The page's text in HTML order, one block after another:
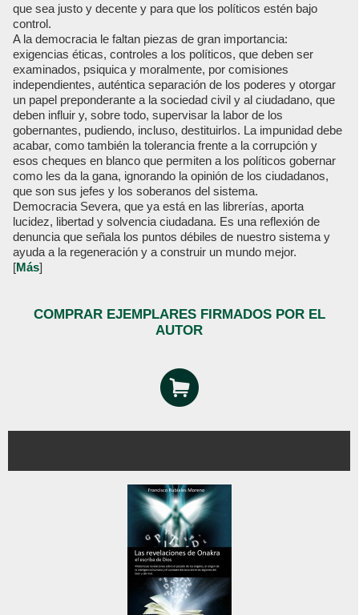
que sea justo y decente y para que los políticos estén bajo
control.
A la democracia le faltan piezas de gran importancia:
exigencias éticas, controles a los políticos, que deben ser
examinados, psiquica y moralmente, por comisiones
independientes, auténtica separación de los poderes y otorgar
un papel preponderante a la sociedad civil y al ciudadano, que
deben influir y, sobre todo, supervisar la labor de los
gobernantes, pudiendo, incluso, destituirlos. La impunidad debe
acabar, como también la tolerancia frente a la corrupción y
esos cheques en blanco que permiten a los políticos gobernar
como les da la gana, ignorando la opinión de los ciudadanos,
que son sus jefes y los soberanos del sistema.
Democracia Severa, que ya está en las librerías, aporta
lucidez, libertad y solvencia ciudadana. Es una reflexión de
denuncia que señala los puntos débiles de nuestro sistema y
ayuda a la regeneración y a construir un mundo mejor.
[Más]
COMPRAR EJEMPLARES FIRMADOS POR EL
AUTOR